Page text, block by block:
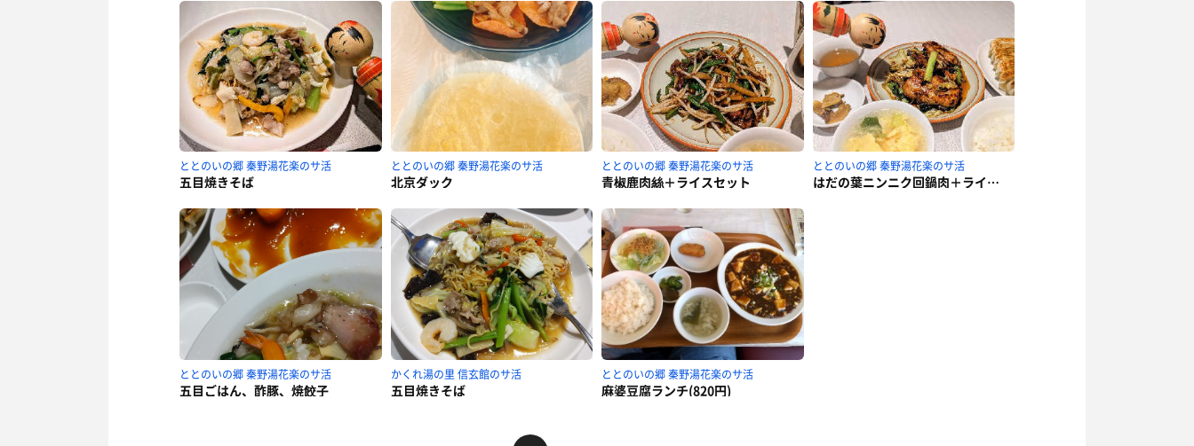
ととのいの郷 秦野湯花楽のサ活
五目焼きそば
ととのいの郷 秦野湯花楽のサ活
北京ダック
ととのいの郷 秦野湯花楽のサ活
青椒鹿肉絲＋ライスセット
ととのいの郷 秦野湯花楽のサ活
はだの葉ニンニク回鍋肉＋ライスセット＋焼き餃子
ととのいの郷 秦野湯花楽のサ活
五目ごはん、酢豚、焼餃子
かくれ湯の里 信玄館のサ活
五目焼きそば
ととのいの郷 秦野湯花楽のサ活
麻婆豆腐ランチ(820円)